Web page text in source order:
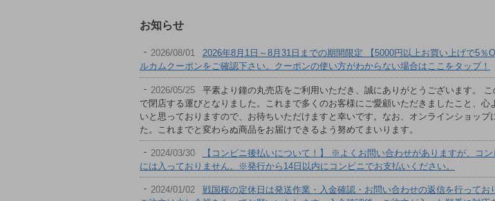
お知らせ
2026/08/01
2026年8月1日～8月31日までの期間限定 【5000円以上お買い上げで5
ルカムクーポンをご確認下さい。クーポンの使い方がわからない場合はここをタップ！
2026/05/25
平素より鐘の丸売店をご利用いただき、誠にありがとうございます。
で閉店する運びとなりました。これまで多くのお客様にご愛顧いただきましたこと、
いと思っておりますので、お待ちいただけますと幸いです。なお、オンラインショッ
た。これまでと変わらぬ商品をお届けできるよう努めてまいります。
2024/03/30
【コンビニ後払いについて！】 ※よくお問い合わせがありますが、コ
には入っておりません。※発行から14日以内にコンビニでお支払いください。
2024/01/02
戦国桜の定休日は発送作業・入金確認・お問い合わせの返信を行って